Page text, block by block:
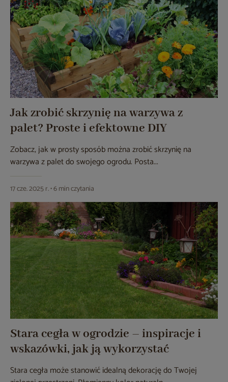
Jak zrobić skrzynię na warzywa z
palet? Proste i efektowne DIY
Zobacz, jak w prosty sposób można zrobić skrzynię na
warzywa z palet do swojego ogrodu. Posta...
17 cze. 2025 r. • 6 min czytania
Stara cegła w ogrodzie – inspiracje i
wskazówki, jak ją wykorzystać
Stara cegła może stanowić idealną dekorację do Twojej